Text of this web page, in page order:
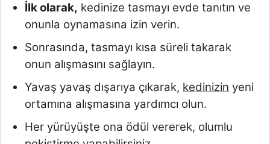
İlk olarak, kedinize tasmayı evde tanıtın ve
onunla oynamasına izin verin.
Sonrasında, tasmayı kısa süreli takarak
onun alışmasını sağlayın.
Yavaş yavaş dışarıya çıkarak, kedinizin yeni
ortamına alışmasına yardımcı olun.
Her yürüyüşte ona ödül vererek, olumlu